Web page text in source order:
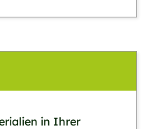
in Ihrer